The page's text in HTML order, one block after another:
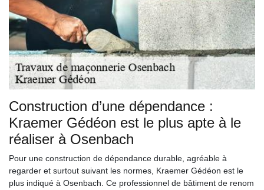
Construction d’une dépendance :
Kraemer Gédéon est le plus apte à le
réaliser à Osenbach
Pour une construction de dépendance durable, agréable à
regarder et surtout suivant les normes, Kraemer Gédéon est le
plus indiqué à Osenbach. Ce professionnel de bâtiment de renom